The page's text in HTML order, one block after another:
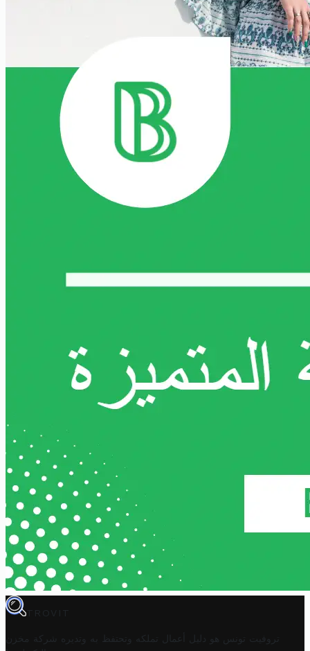
TROVIT
تروفيت تونس هو دليل أعمال تملكه وتحتفظ به وتديره
شركة مخزن